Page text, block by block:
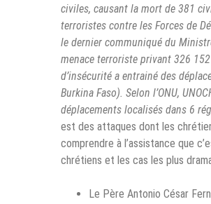
civiles, causant la mort de 381
terroristes contre les Forces de
le dernier communiqué du
menace terroriste privant 326
d’insécurité a entrainé des
Burkina Faso). Selon l’ONU,
déplacements localisés dans 6
est des attaques dont les
comprendre à l’assistance que
chrétiens et les cas les plus
Le Père Antonio César